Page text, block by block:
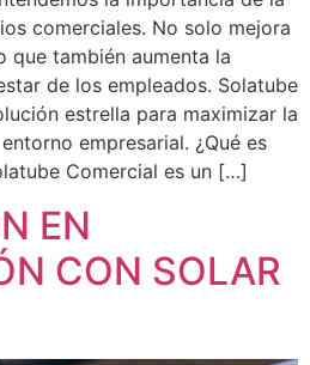
comerciales. No solo mejora
que también aumenta la
de los empleados. Solatube
estrella para maximizar la
empresarial. ¿Qué es
Comercial es un […]
EN
CON SOLAR